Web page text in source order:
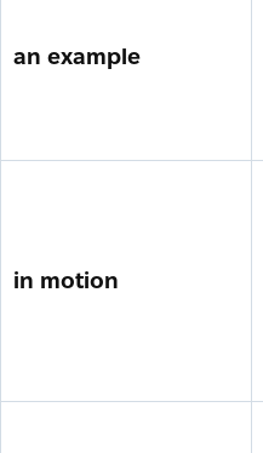
an example
in motion